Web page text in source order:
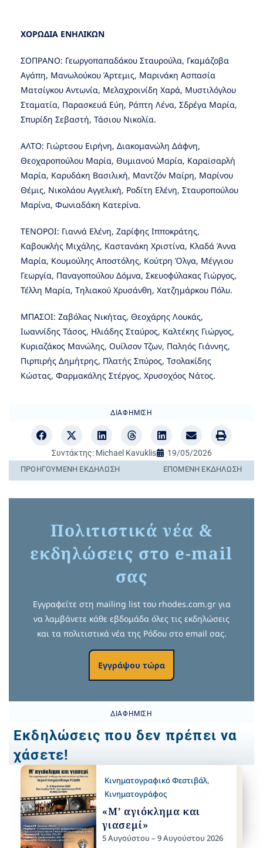
ΧΟΡΩΔΙΑ ΕΝΗΛΙΚΩΝ
ΣΟΠΡΑΝΟ: Γεωργοπαπαδάκου Σταυρούλα, Γκαμάζοβα
Αγάπη, Μανωλούκου Άρτεμις, Μαρινάκη Ασπασία
Ματσίγκου Αντωνία, Μελαχροινίδη Χαρά, Μυστιλόγλου
Σταματία, Παρασκευά Εύη, Ράπτη Λένα, Σδρέγα Μαρία,
Σπυρίδη Σεβαστή, Τάσιου Νικολία.
ΑΛΤΟ: Γιώρτσου Ειρήνη, Διακομανώλη Δάφνη,
Θεοχαροπούλου Μαρία, Θυμιανού Μαρία, Καραϊσαρλή
Μαρία, Καρυδάκη Βασιλική, Μαντζόν Μαίρη, Μαρίνου
Θέμις, Νικολάου Αγγελική, Ροδίτη Ελένη, Σταυροπούλου
Μαρίνα, Φωνιαδάκη Κατερίνα.
ΤΕΝΟΡΟΙ: Γιαννά Ελένη, Ζαρίφης Ιπποκράτης,
Καβουκλής Μιχάλης, Καστανάκη Χριστίνα, Κλαδά Άννα
Μαρία, Κουμούλης Αποστόλης, Κούτρη Όλγα, Μέγγιου
Γεωργία, Παναγοπούλου Δόμνα, Σκευοφύλακας Γιώργος,
Τέλλη Μαρία, Τηλιακού Χρυσάνθη, Χατζημάρκου Πόλυ.
ΜΠΑΣΟΙ: Ζαβόλας Νικήτας, Θεοχάρης Λουκάς,
Ιωαννίδης Τάσος, Ηλιάδης Σταύρος, Καλτέκης Γιώργος,
Κυριαζάκος Μανώλης, Ουίλσον Τζων, Παληός Γιάννης,
Πιρπιρής Δημήτρης, Πλατής Σπύρος, Τσολακίδης
Κώστας, Φαρμακάλης Στέργος, Χρυσοχόος Νάτος.
ΔΙΑΦΉΜΙΣΗ
Συντάκτης:Michael Kavuklis 19/05/2026
ΠΡΟΗΓΟΎΜΕΝΗ ΕΚΔΉΛΩΣΗ ΕΠΌΜΕΝΗ ΕΚΔΉΛΩΣΗ
Πολιτιστικά νέα &
εκδηλώσεις στο e-mail
σας
Εγγραφείτε στη mailing list του rhodes.com.gr για
να λαμβάνετε κάθε εβδομάδα όλες τις εκδηλώσεις
και τα πολιτιστικά νέα της Ρόδου στο email σας.
Εγγράψου τώρα
ΔΙΑΦΉΜΙΣΗ
Εκδηλώσεις που δεν πρέπει να
χάσετε!
Κινηματογραφικό Φεστιβάλ,
Κινηματογράφος
«Μ’ αγιόκλημα και
γιασεμί»
5 Αυγούστου – 9 Αυγούστου 2026